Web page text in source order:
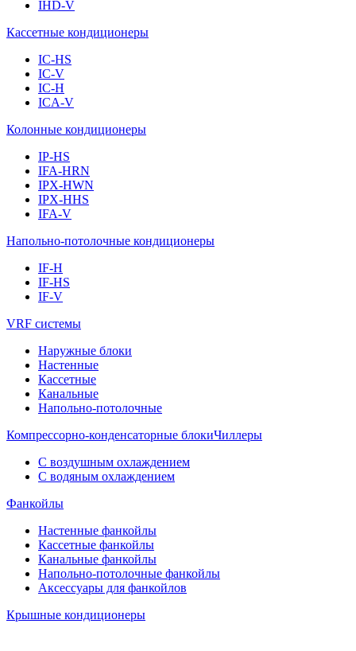
IHD-V
Кассетные кондиционеры
IC-HS
IC-V
IC-H
ICA-V
Колонные кондиционеры
IP-HS
IFA-HRN
IPX-HWN
IPX-HHS
IFA-V
Напольно-потолочные кондиционеры
IF-H
IF-HS
IF-V
VRF системы
Наружные блоки
Настенные
Кассетные
Канальные
Напольно-потолочные
Компрессорно-конденсаторные блокиЧиллеры
С воздушным охлаждением
С водяным охлаждением
Фанкойлы
Настенные фанкойлы
Кассетные фанкойлы
Канальные фанкойлы
Напольно-потолочные фанкойлы
Аксессуары для фанкойлов
Крышные кондиционеры